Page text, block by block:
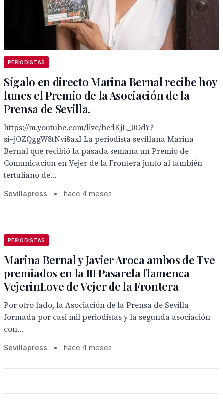
PERIODISTAS
Sígalo en directo Marina Bernal recibe hoy
lunes el Premio de la Asociación de la
Prensa de Sevilla.
https://m.youtube.com/live/bedKjL_0OdY?
si=jOZQggW8tNvi8axI La periodista sevillana Marina
Bernal que recibió la pasada semana un Premio de
Comunicacion en Vejer de la Frontera junto al también
tertuliano de...
Sevillapress • hace 4 meses
PERIODISTAS
Marina Bernal y Javier Aroca ambos de Tve
premiados en la III Pasarela flamenca
VejerinLove de Vejer de la Frontera
Por otro lado, la Asociación de la Prensa de Sevilla
formada por casi mil periodistas y la segunda asociación
con...
Sevillapress • hace 4 meses